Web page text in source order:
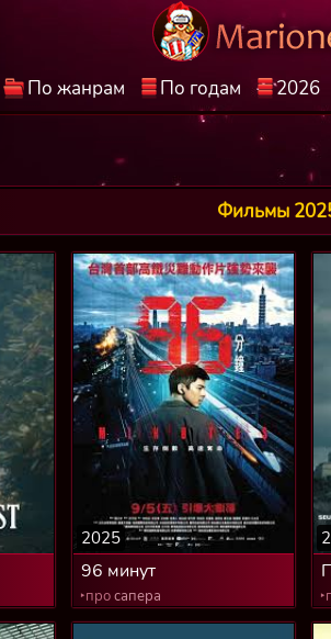
По жанрам По годам 2026
Фильмы
96 минут
2025
‣просапера